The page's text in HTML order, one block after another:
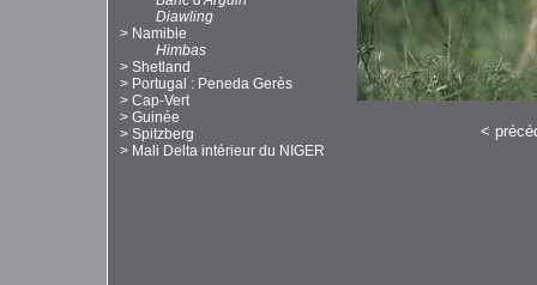
Diawling
> Namibie
Himbas
> Shetland
> Portugal : Peneda Gerès
> Cap-Vert
> Guinée
> Spitzberg
> Mali Delta intérieur du NIGER
<